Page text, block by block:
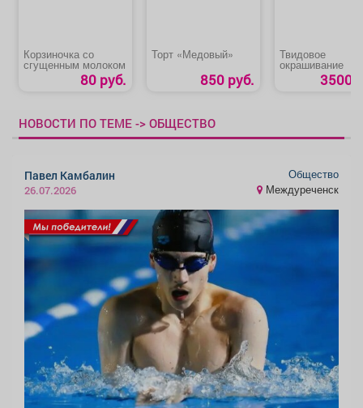
Корзиночка со
сгущенным молоком
80 руб.
Торт «Медовый»
850 руб.
Твидовое
окрашивание
3500
НОВОСТИ ПО ТЕМЕ -> ОБЩЕСТВО
Павел Камбалин
26.07.2026
Общество
Междуреченск